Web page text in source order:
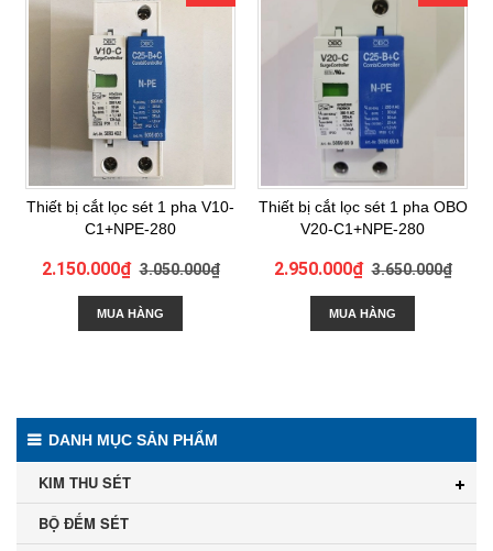
Thiết bị cắt lọc sét 1 pha V10-
C1+NPE-280
2.150.000₫3.050.000₫
MUA HÀNG
Thiết bị cắt lọc sét 1 pha OBO
V20-C1+NPE-280
2.950.000₫3.650.000₫
MUA HÀNG
DANH MỤC SẢN PHẨM
KIM THU SÉT
BỘ ĐẾM SÉT